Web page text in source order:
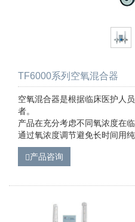
TF6000系列空氧混合器
空氧混合器是根据临床医护人
者。
产品在充分考虑不同氧浓度在
通过氧浓度调节避免长时间用
产品咨询